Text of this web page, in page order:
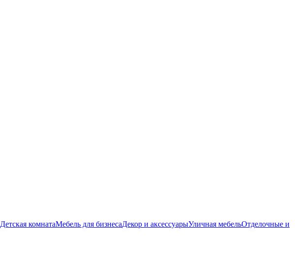
Детская комнатаМебель для бизнесаДекор и аксессуарыУличная мебельОтделочные и